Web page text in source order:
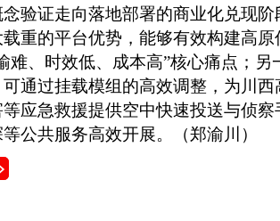
验证走向落地部署的商业化兑现
重的平台优势，能够有效构建高
难、时效低、成本高”核心痛点；
通过挂载模组的高效调整，为川
应急救援提供空中快速投送与侦
公共服务高效开展。（郑渝川）